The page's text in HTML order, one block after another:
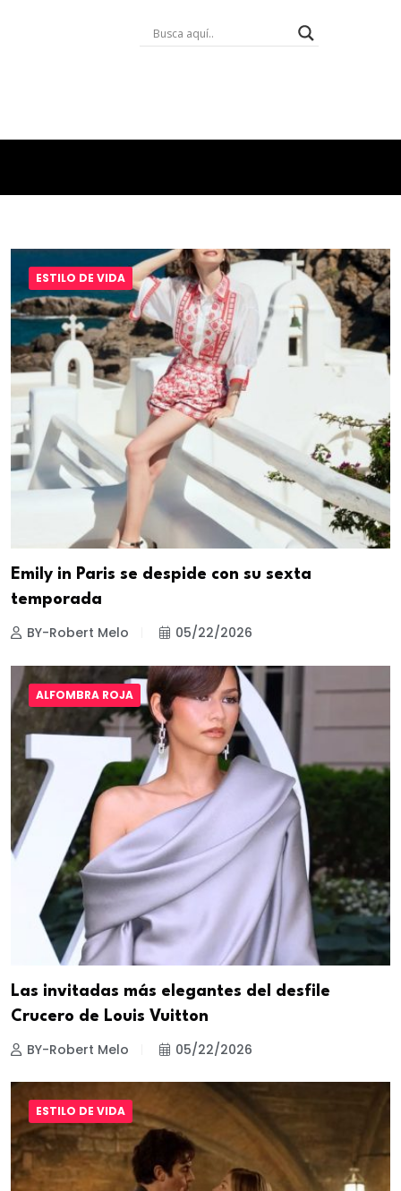
ESTILO DE VIDA
Emily in Paris se despide con su sexta
temporada
BY-Robert Melo 05/22/2026
ALFOMBRA ROJA
Las invitadas más elegantes del desfile
Crucero de Louis Vuitton
BY-Robert Melo 05/22/2026
ESTILO DE VIDA